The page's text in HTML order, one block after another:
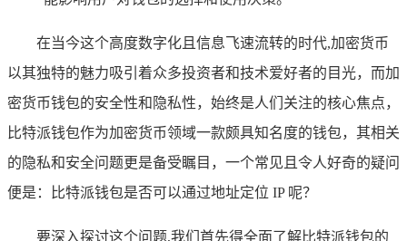
在当今这个高度数字化且信息飞速流转的时代,加密货币
以其独特的魅力吸引着众多投资者和技术爱好者的目光，而加
密货币钱包的安全性和隐私性，始终是人们关注的核心焦点，
比特派钱包作为加密货币领域一款颇具知名度的钱包，其相关
的隐私和安全问题更是备受瞩目，一个常见且令人好奇的疑问
便是：比特派钱包是否可以通过地址定位 IP 呢？
要深入探讨这个问题,我们首先得全面了解比特派钱包的